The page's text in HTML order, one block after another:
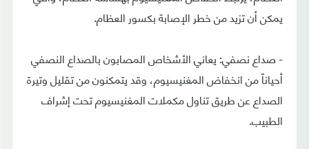
يمكن أن تزيد من خطر الإصابة بكسور العظام.
- صداع نصفي: يعاني الأشخاص المصابون بالصداع النصفي
أحياناً من انخفاض المغنيسيوم، وقد يتمكنون من تقليل وتيرة
الصداع عن طريق تناول مكملات المغنيسيوم تحت إشراف
الطبيب.